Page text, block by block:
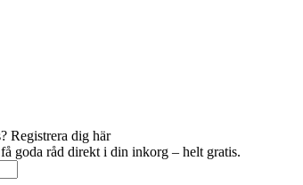
Registrera dig här
goda råd direkt i din inkorg – helt gratis.